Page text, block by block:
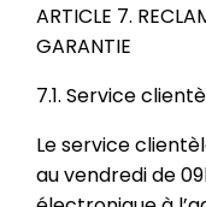
ARTICLE 7.
GARANTIE
7.1. Service
Le service
au vendredi de